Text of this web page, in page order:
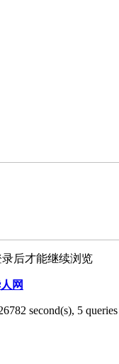
后才能继续浏览
网
second(s), 5